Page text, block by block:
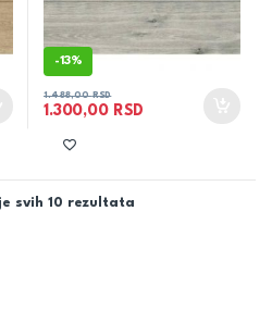
-13%
1.300,00 RSD
1.488,00RSD
svih 10 rezultata